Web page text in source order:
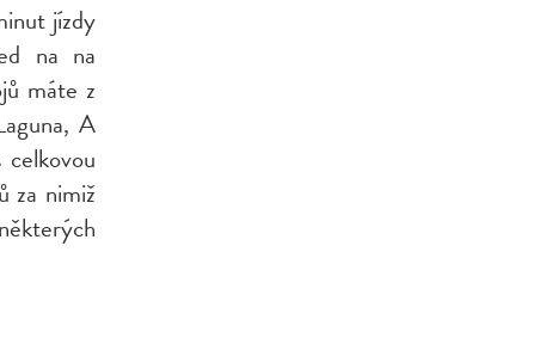
jízdy
na na
máte z
A
za nimiž